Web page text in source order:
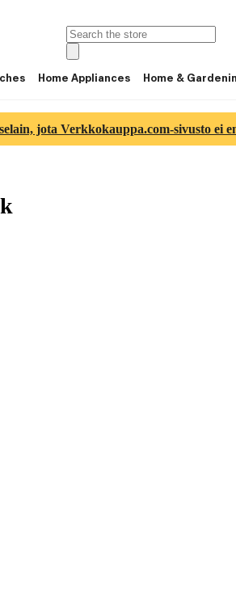
Home Appliances Home &
jota Verkkokauppa.com-sivusto ei